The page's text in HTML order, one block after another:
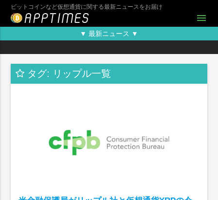
ビットコインなど仮想通貨に関する最新ニュースをお届け
menu
▼ 最新ニュース ▼
タグ: リップル一覧